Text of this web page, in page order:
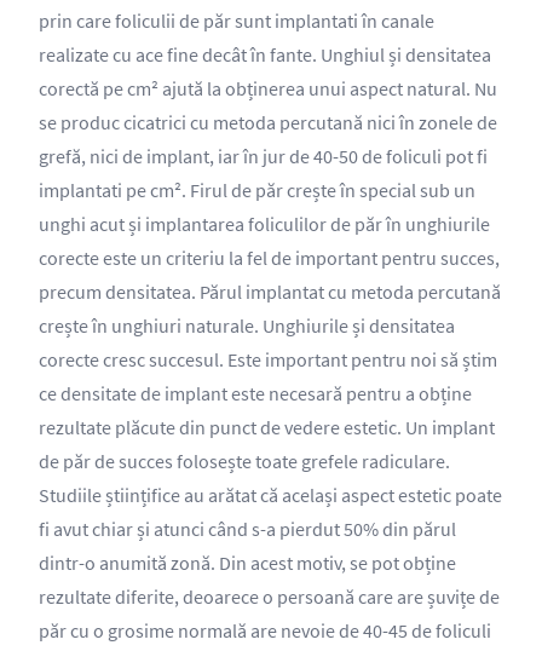
prin care foliculii de păr sunt implantati în canale
realizate cu ace fine decât în ​​fante. Unghiul și densitatea
corectă pe cm² ajută la obținerea unui aspect natural. Nu
se produc cicatrici cu metoda percutană nici în zonele de
grefă, nici de implant, iar în jur de 40-50 de foliculi pot fi
implantati pe cm². Firul de păr crește în special sub un
unghi acut și implantarea foliculilor de păr în unghiurile
corecte este un criteriu la fel de important pentru succes,
precum densitatea. Părul implantat cu metoda percutană
crește în unghiuri naturale. Unghiurile și densitatea
corecte cresc succesul. Este important pentru noi să știm
ce densitate de implant este necesară pentru a obține
rezultate plăcute din punct de vedere estetic. Un implant
de păr de succes folosește toate grefele radiculare.
Studiile științifice au arătat că același aspect estetic poate
fi avut chiar și atunci când s-a pierdut 50% din părul
dintr-o anumită zonă. Din acest motiv, se pot obține
rezultate diferite, deoarece o persoană care are șuvițe de
păr cu o grosime normală are nevoie de 40-45 de foliculi